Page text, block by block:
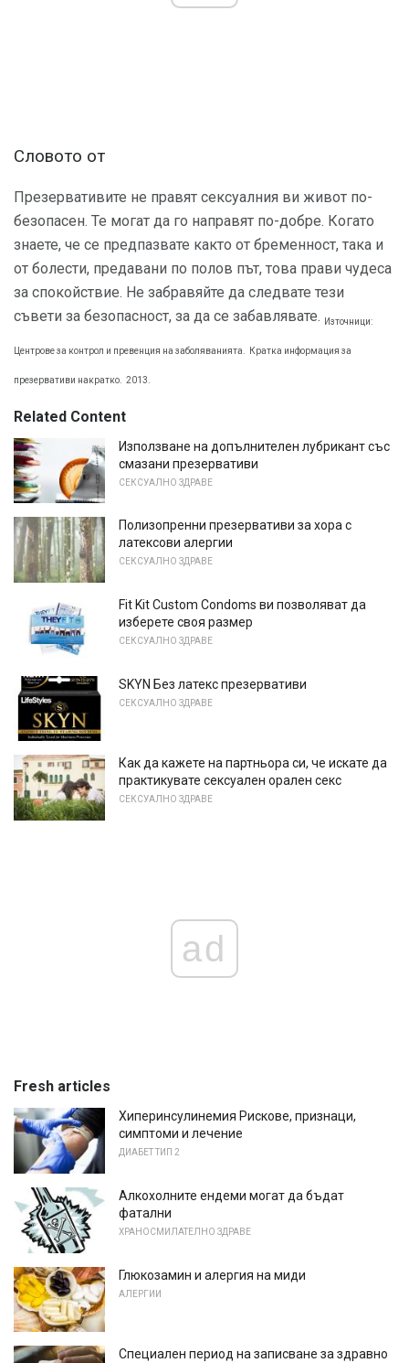
Словото от
Презервативите не правят сексуалния ви живот по-
безопасен. Те могат да го направят по-добре. Когато
знаете, че се предпазвате както от бременност, така и
от болести, предавани по полов път, това прави чудеса
за спокойствие. Не забравяйте да следвате тези
съвети за безопасност, за да се забавлявате.
Източници:
Центрове за контрол и превенция на заболяванията. Кратка информация за
презервативи накратко. 2013.
Related Content
Използване на допълнителен лубрикант със
смазани презервативи
СЕКСУАЛНО ЗДРАВЕ
Полизопренни презервативи за хора с
латексови алергии
СЕКСУАЛНО ЗДРАВЕ
Fit Kit Custom Condoms ви позволяват да
изберете своя размер
СЕКСУАЛНО ЗДРАВЕ
SKYN Без латекс презервативи
СЕКСУАЛНО ЗДРАВЕ
Как да кажете на партньора си, че искате да
практикувате сексуален орален секс
СЕКСУАЛНО ЗДРАВЕ
ad
Fresh articles
Хиперинсулинемия Рискове, признаци,
симптоми и лечение
ДИАБЕТ ТИП 2
Алкохолните ендеми могат да бъдат
фатални
ХРАНОСМИЛАТЕЛНО ЗДРАВЕ
Глюкозамин и алергия на миди
АЛЕРГИИ
Специален период на записване за здравно